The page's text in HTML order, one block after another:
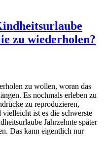
zu wiederholen?
zu wollen, woran das
Es nochmals erleben zu
zu reproduzieren,
ist es die schwerste
Jahrzehnte später
Das kann eigentlich nur